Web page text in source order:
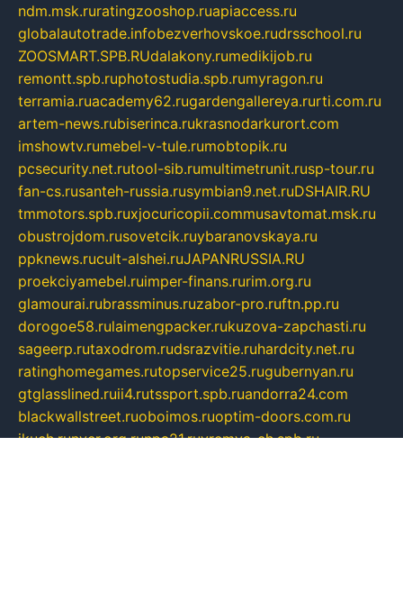
ndm.msk.ruratingzooshop.ruapiaccess.ru
globalautotrade.infobezverhovskoe.rudrsschool.ru
ZOOSMART.SPB.RUdalakony.rumedikijob.ru
remontt.spb.ruphotostudia.spb.rumyragon.ru
terramia.ruacademy62.rugardengallereya.rurti.com.ru
artem-news.rubiserinca.rukrasnodarkurort.com
imshowtv.rumebel-v-tule.rumobtopik.ru
pcsecurity.net.rutool-sib.rumultimetrunit.rusp-tour.ru
fan-cs.rusanteh-russia.rusymbian9.net.ruDSHAIR.RU
tmmotors.spb.ruxjocuricopii.commusavtomat.msk.ru
obustrojdom.rusovetcik.ruybaranovskaya.ru
ppknews.rucult-alshei.ruJAPANRUSSIA.RU
proekciyamebel.ruimper-finans.rurim.org.ru
glamourai.rubrassminus.ruzabor-pro.ruftn.pp.ru
dorogoe58.rulaimengpacker.rukuzova-zapchasti.ru
sageerp.rutaxodrom.rudsrazvitie.ruhardcity.net.ru
ratinghomegames.rutopservice25.rugubernyan.ru
gtglasslined.ruii4.rutssport.spb.ruandorra24.com
blackwallstreet.ruoboimos.ruoptim-doors.com.ru
ikuch.runycr.org.runpa21.ruvremya-ch.spb.ru